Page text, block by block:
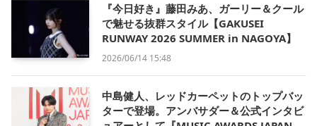
『今日好き』藤田みあ、ガーリー＆クール
で魅せる抜群スタイル【GAKUSEI
RUNWAY 2026 SUMMER in NAGOYA】
2026/06/14 15:48
中島健人、レッドカーペットのトップバッ
ターで登場。アンバサダー＆公式インタビ